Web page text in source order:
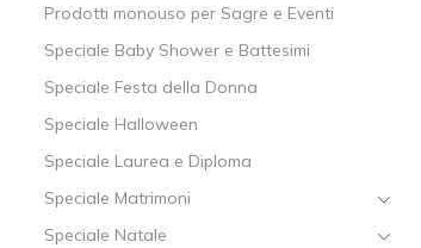
Prodotti monouso per Sagre e Eventi
Speciale Baby Shower e Battesimi
Speciale Festa della Donna
Speciale Halloween
Speciale Laurea e Diploma
Speciale Matrimoni
Speciale Natale